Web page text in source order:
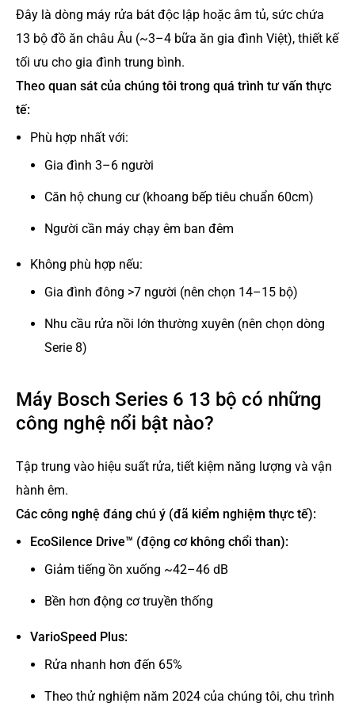
Đây là dòng máy rửa bát độc lập hoặc âm tủ, sức chứa
13 bộ đồ ăn châu Âu (~3–4 bữa ăn gia đình Việt), thiết kế
tối ưu cho gia đình trung bình.
Theo quan sát của chúng tôi trong quá trình tư vấn thực
tế:
Phù hợp nhất với:
Gia đình 3–6 người
Căn hộ chung cư (khoang bếp tiêu chuẩn 60cm)
Người cần máy chạy êm ban đêm
Không phù hợp nếu:
Gia đình đông >7 người (nên chọn 14–15 bộ)
Nhu cầu rửa nồi lớn thường xuyên (nên chọn dòng
Serie 8)
Máy Bosch Series 6 13 bộ có những
công nghệ nổi bật nào?
Tập trung vào hiệu suất rửa, tiết kiệm năng lượng và vận
hành êm.
Các công nghệ đáng chú ý (đã kiểm nghiệm thực tế):
EcoSilence Drive™ (động cơ không chổi than):
Giảm tiếng ồn xuống ~42–46 dB
Bền hơn động cơ truyền thống
VarioSpeed Plus:
Rửa nhanh hơn đến 65%
Theo thử nghiệm năm 2024 của chúng tôi, chu trình